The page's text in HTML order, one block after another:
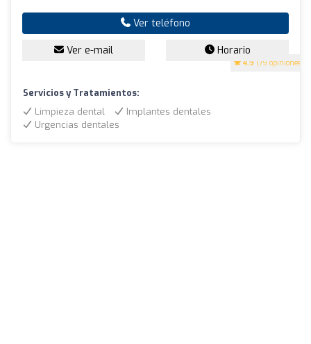
4.9 (79 opiniones)
Ver teléfono
Ver e-mail Horario
Servicios y Tratamientos:
Limpieza dental
Implantes dentales
Urgencias dentales